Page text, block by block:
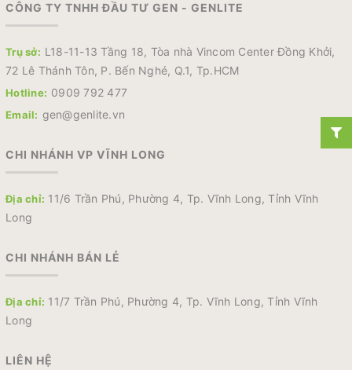
CÔNG TY TNHH ĐẦU TƯ GEN - GENLITE
Trụ sở: L18-11-13 Tầng 18, Tòa nhà Vincom Center Đồng Khởi,
72 Lê Thánh Tôn, P. Bến Nghé, Q.1, Tp.HCM
Hotline: 0909 792 477
Email: gen@genlite.vn
CHI NHÁNH VP VĨNH LONG
Địa chỉ: 11/6 Trần Phú, Phường 4, Tp. Vĩnh Long, Tỉnh Vĩnh
Long
CHI NHÁNH BÁN LẺ
Địa chỉ: 11/7 Trần Phú, Phường 4, Tp. Vĩnh Long, Tỉnh Vĩnh
Long
LIÊN HỆ